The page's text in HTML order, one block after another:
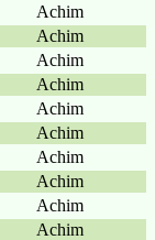
Achim
Achim
Achim
Achim
Achim
Achim
Achim
Achim
Achim
Achim